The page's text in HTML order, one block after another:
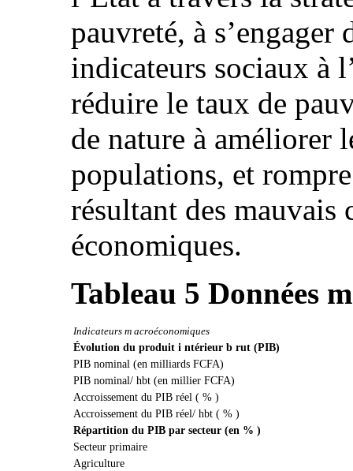
pauvreté, à s’engager
indicateurs sociaux à
réduire le taux de
de nature à améliorer
populations, et
résultant des
économiques.
Tableau 5 Données
Indicateurs m acroéconomiques
Évolution du produit i ntérieur b rut (PIB)
PIB nominal (en milliards FCFA)
PIB nominal/ hbt (en millier FCFA)
Accroissement du PIB réel ( % )
Accroissement du PIB réel/ hbt ( % )
Répartition du PIB par secteur (en % )
Secteur primaire
Agriculture